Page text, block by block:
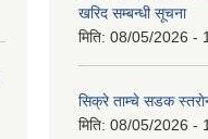
खरिद सम्बन्धी सूचना
मिति: 08/05/2026 -
सिक्रे ताम्चे सडक
मिति: 08/05/2026 -